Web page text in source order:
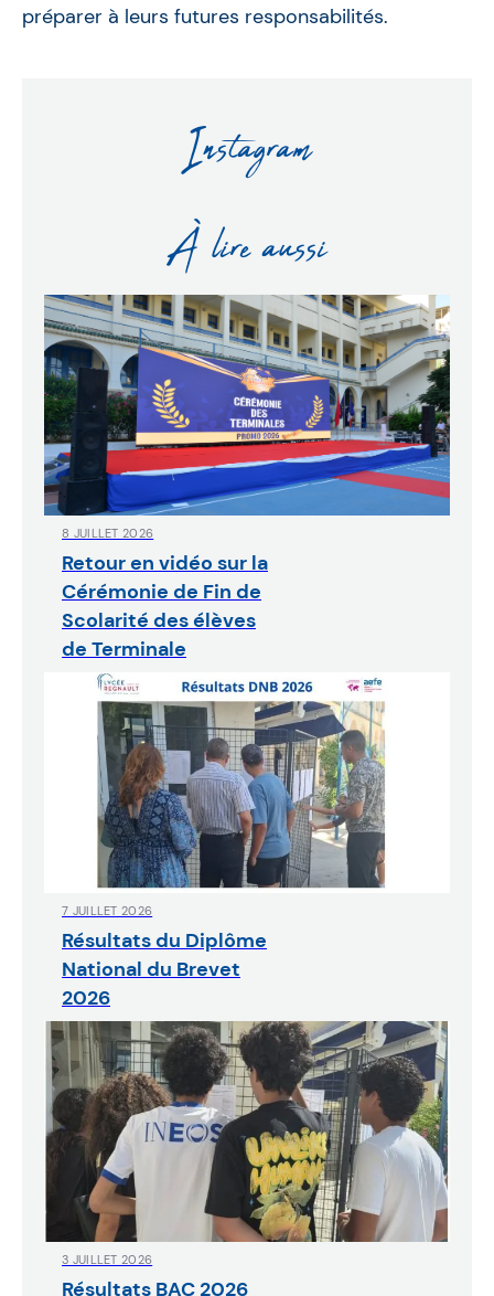
préparer à leurs futures responsabilités.
Instagram
À lire aussi
8 JUILLET 2026
Retour en vidéo sur la
Cérémonie de Fin de
Scolarité des élèves
de Terminale
7 JUILLET 2026
Résultats du Diplôme
National du Brevet
2026
3 JUILLET 2026
Résultats BAC 2026